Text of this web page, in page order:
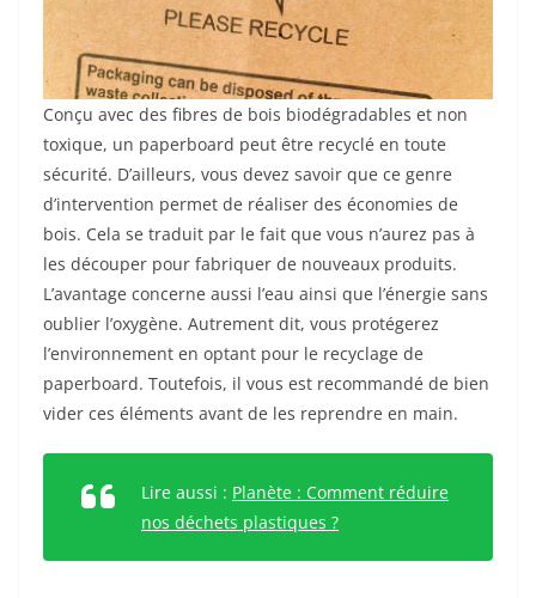
Conçu avec des fibres de bois biodégradables et non
toxique, un paperboard peut être recyclé en toute
sécurité. D’ailleurs, vous devez savoir que ce genre
d’intervention permet de réaliser des économies de
bois. Cela se traduit par le fait que vous n’aurez pas à
les découper pour fabriquer de nouveaux produits.
L’avantage concerne aussi l’eau ainsi que l’énergie sans
oublier l’oxygène. Autrement dit, vous protégerez
l’environnement en optant pour le recyclage de
paperboard. Toutefois, il vous est recommandé de bien
vider ces éléments avant de les reprendre en main.
Lire aussi : Planète : Comment réduire
nos déchets plastiques ?